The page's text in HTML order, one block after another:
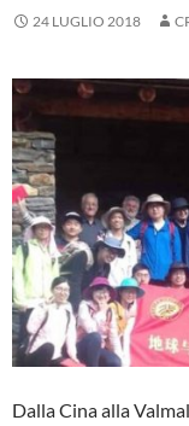
24 LUGLIO 2018
Dalla Cina alla